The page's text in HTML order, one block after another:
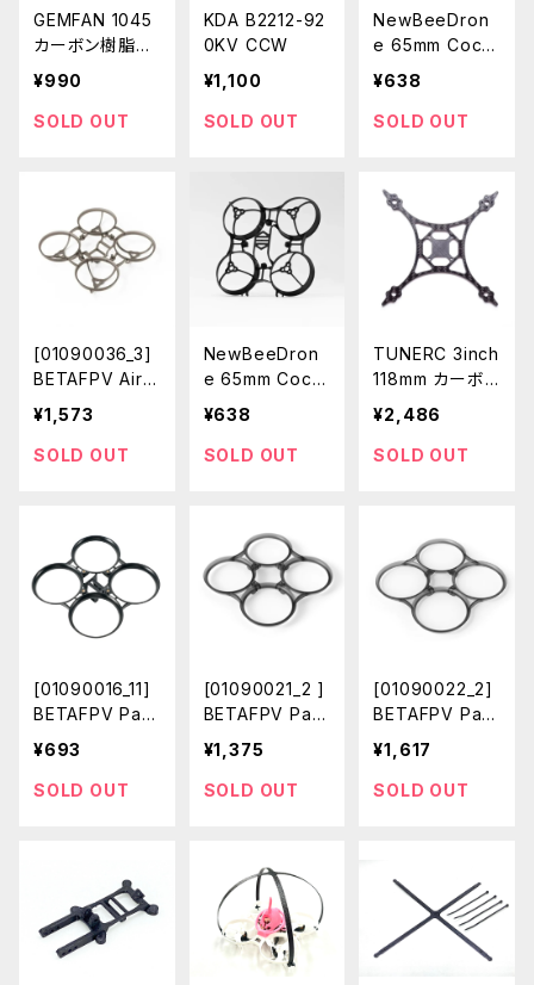
GEMFAN 1045
カーボン樹脂プ
ロペラCW[2161
¥990
SOLD OUT
KDA B2212-92
0KV CCW
¥1,100
SOLD OUT
NewBeeDron
e 65mm Cockr
oach Brushles
ite
¥638
SOLD OUT
[01090036_3]
BETAFPV Air6
5 Champion Br
ushless Whoo
p Frame 2PCS
¥1,573
SOLD OUT
NewBeeDron
e 65mm Cockr
oach Brushles
ar Black
¥638
SOLD OUT
TUNERC 3inch
118mm カーボン
ファイバーフレー
¥2,486
SOLD OUT
[01090016_11]
BETAFPV Pav
o Pico Brushle
me( Whoop D
¥693
SOLD OUT
[01090021_2 ]
BETAFPV Pav
o25 V2 Brushl
ess Whoop Fr
ame( Whoop
¥1,375
SOLD OUT
[01090022_2]
BETAFPV Pav
o35 Brushless
Whoop Frame
(Woop Duct)
¥1,617
SOLD OUT